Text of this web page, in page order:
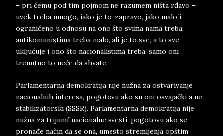
– pri čemu pod tim pojmom ne razumem ništa rđavo –
uvek treba mnogo, iako je to, zapravo, jako malo i
ograničeno u odnosu na ono što svima nama treba;
antikomunistima treba malo, ali je to sve, a to sve
uključuje i ono što nacionalistima treba, samo oni
trenutno to neće da shvate.
Parlamentarna demokratija nije nužna za ostvarivanje
nacionalnih interesa, pogotovu ako su oni osvajački a ne
stabilizatorski (SSSR). Parlamentarna demokratija nije
nužna za trijumf nacionalne svesti, pogotovu ako se
pronađe način da se ona, umesto stremljenja opštim